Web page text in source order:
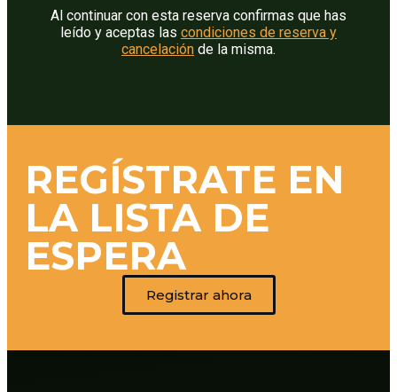
Al continuar con esta reserva confirmas que has
leído y aceptas las condiciones de reserva y
cancelación de la misma.
REGÍSTRATE EN
LA LISTA DE
ESPERA
Registrar ahora